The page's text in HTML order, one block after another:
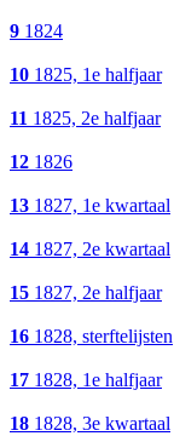
9 1824
10 1825, 1e halfjaar
11 1825, 2e halfjaar
12 1826
13 1827, 1e kwartaal
14 1827, 2e kwartaal
15 1827, 2e halfjaar
16 1828, sterftelijsten
17 1828, 1e halfjaar
18 1828, 3e kwartaal